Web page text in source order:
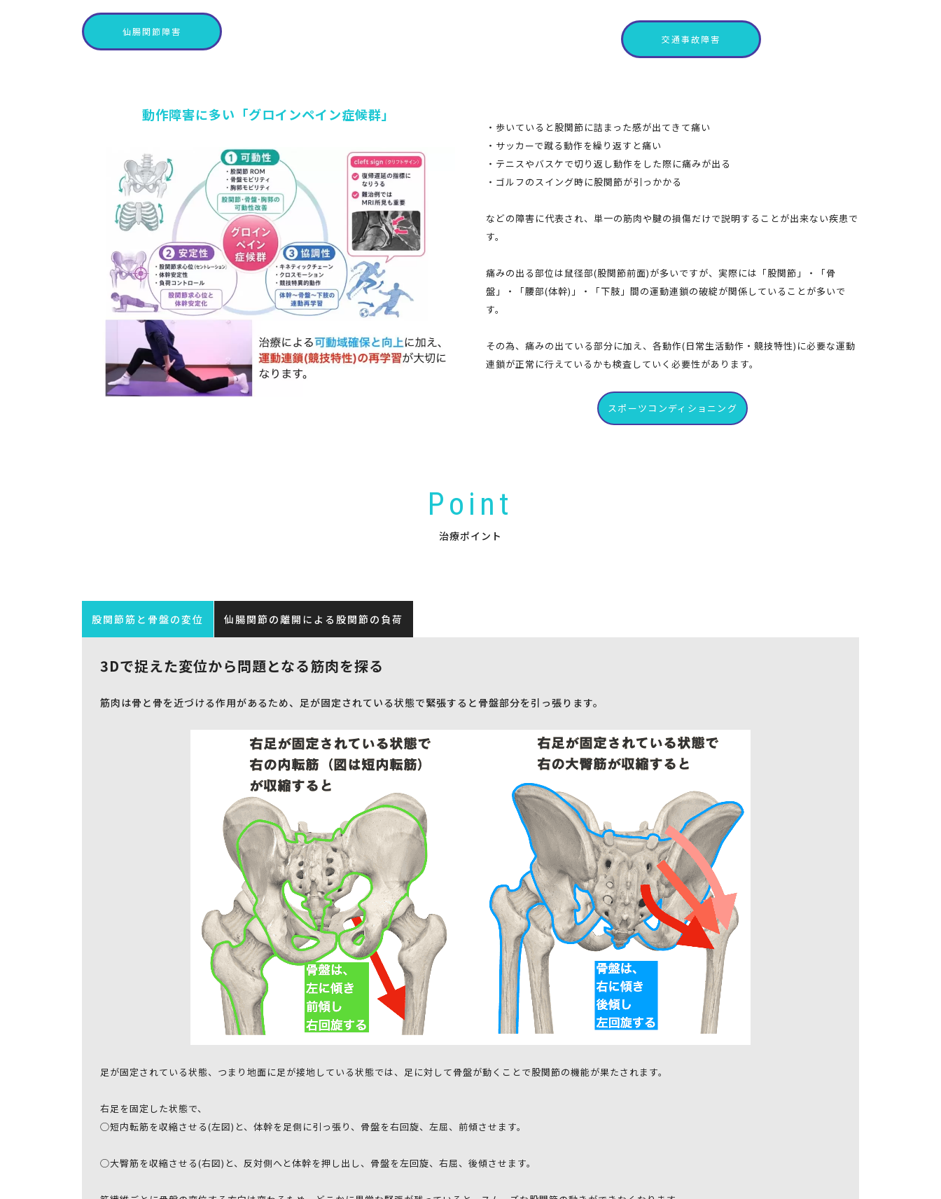
仙腸関節障害
交通事故障害
動作障害に多い「グロインペイン症候群」
・歩いていると股関節に詰まった感が出てきて痛い
・サッカーで蹴る動作を繰り返すと痛い
・テニスやバスケで切り返し動作をした際に痛みが出る
・ゴルフのスイング時に股関節が引っかかる
などの障害に代表され、単一の筋肉や腱の損傷だけで説明することが出来ない疾患で
す。
痛みの出る部位は鼠径部(股関節前面)が多いですが、実際には「股関節」・「骨
盤」・「腰部(体幹)」・「下肢」間の運動連鎖の破綻が関係していることが多いで
す。
その為、痛みの出ている部分に加え、各動作(日常生活動作・競技特性)に必要な運動
連鎖が正常に行えているかも検査していく必要性があります。
スポーツコンディショニング
Point
治療ポイント
股関節筋と骨盤の変位 仙腸関節の離開による股関節の負荷
3Dで捉えた変位から問題となる筋肉を探る
筋肉は骨と骨を近づける作用があるため、足が固定されている状態で緊張すると骨盤部分を引っ張ります。
足が固定されている状態、つまり地面に足が接地している状態では、足に対して骨盤が動くことで股関節の機能が果たされます。
右足を固定した状態で、
◯短内転筋を収縮させる(左図)と、体幹を足側に引っ張り、骨盤を右回旋、左屈、前傾させます。
◯大臀筋を収縮させる(右図)と、反対側へと体幹を押し出し、骨盤を左回旋、右屈、後傾させます。